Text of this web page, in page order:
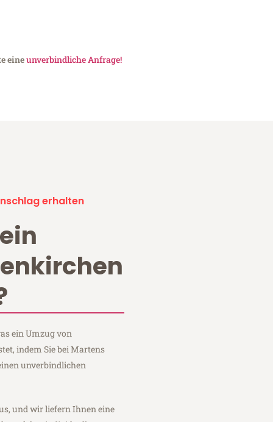
eineunverbindliche Anfrage!
erhalten
ein Umzug von
indem Sie bei Martens
unverbindlichen
und wir liefern Ihnen eine